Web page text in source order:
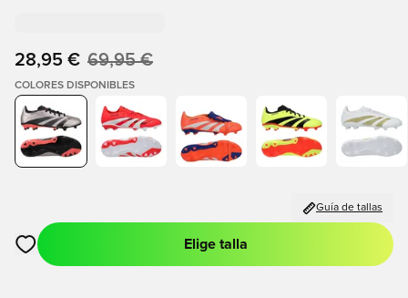
28,95 € 69,95 €
COLORES DISPONIBLES
Guía de tallas
Abre un modal para iniciar sesión o registrarse como miembro
Elige talla